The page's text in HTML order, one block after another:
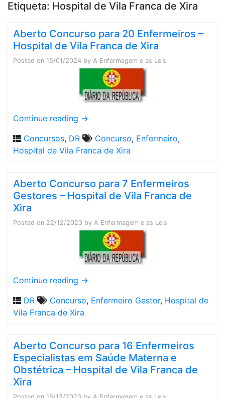
Etiqueta: Hospital de Vila Franca de Xira
Aberto Concurso para 20 Enfermeiros –
Hospital de Vila Franca de Xira
Posted on 15/01/2024 by A Enfermagem e as Leis
Continue reading →
Concursos, DR Concurso, Enfermeiro,
Hospital de Vila Franca de Xira
Aberto Concurso para 7 Enfermeiros
Gestores – Hospital de Vila Franca de
Xira
Posted on 22/12/2023 by A Enfermagem e as Leis
Continue reading →
DR
Concurso, Enfermeiro Gestor, Hospital de
Vila Franca de Xira
Aberto Concurso para 16 Enfermeiros
Especialistas em Saúde Materna e
Obstétrica – Hospital de Vila Franca de
Xira